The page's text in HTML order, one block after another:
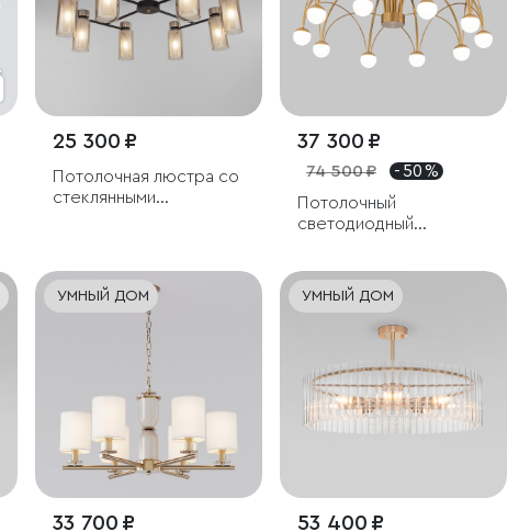
25 300 ₽
Потолочная люстра со
стеклянными
37 300 ₽
74 500 ₽
- 50 %
Потолочный
светодиодный
УМНЫЙ ДОМ
33 700 ₽
УМНЫЙ ДОМ
53 400 ₽